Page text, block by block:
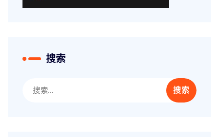
搜索
索：